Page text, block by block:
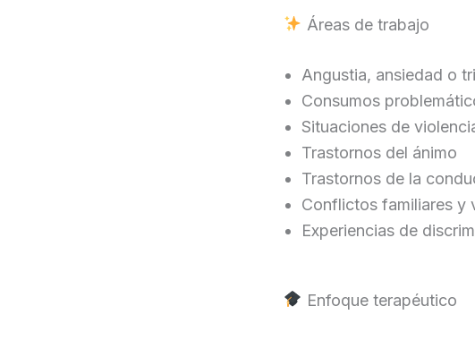
Áreas de trabajo
Angustia, ansiedad o
Consumos
Situaciones de
Trastornos del ánimo
Trastornos de la
Conflictos familiares y
Experiencias de
Enfoque terapéutico